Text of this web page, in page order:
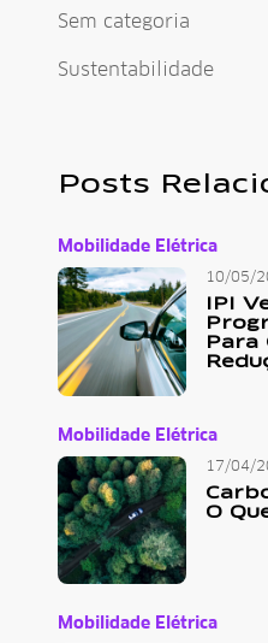
Sem categoria
Sustentabilidade
Posts
Mobilidade Elétrica
10/05/
IPI
Para
Mobilidade Elétrica
17/04/
O
Mobilidade Elétrica